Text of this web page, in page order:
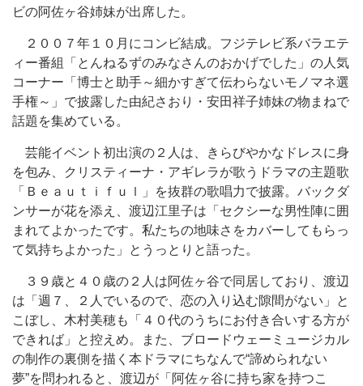
ビの阿佐ヶ谷姉妹が出席した。
２００７年１０月にコンビ結成。フジテレビ系バラエテ
ィー番組「とんねるずのみなさんのおかげでした」の人気
コーナー「博士と助手～細かすぎて伝わらないモノマネ選
手権～」で披露した由紀さおり・安田祥子姉妹の物まねで
話題を集めている。
芸能イベント初出演の２人は、きらびやかなドレスに身
を包み、クリスティーナ・アギレラが歌うドラマの主題歌
「Ｂｅａｕｔｉｆｕｌ」を抜群の歌唱力で披露。バックダ
ンサーが花を添え、渡辺江里子は「セクシーな男性陣に囲
まれてよかったです。私たちの地味さをカバーしてもらっ
て気持ちよかった」とうっとりと語った。
３９歳と４０歳の２人は阿佐ヶ谷で同居しており、渡辺
は「週７、２人でいるので、恋の入り込む隙間がない」と
こぼし、木村美穂も「４０代のうちにお付き合いする方が
できれば」と控えめ。また、ブロードウェーミュージカル
の制作の裏側を描く本ドラマにちなんで“諦められない
夢”を問われると、渡辺が「阿佐ヶ谷に持ち家を持つこ